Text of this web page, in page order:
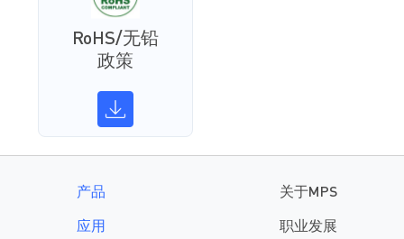
RoHS/无铅
政策
产品
应用
关于MPS
职业发展